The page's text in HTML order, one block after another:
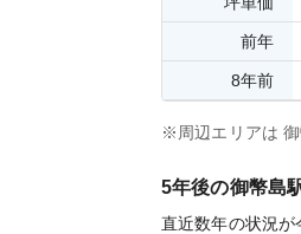
前年
8年前
※周辺エリアは
5年後の御幣島
直近数年の状況